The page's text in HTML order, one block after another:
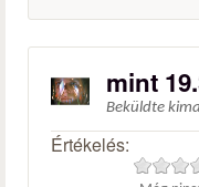
mint
Beküldte
Értékelés: